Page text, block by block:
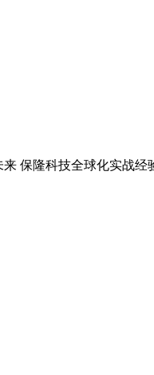
保隆科技全球化实战